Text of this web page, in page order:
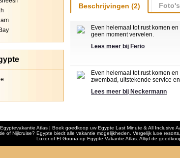
Beschrijvingen (2)
Even helemaal tot rust komen
geen moment vervelen.
Lees meer bij Ferio
Even helemaal tot rust komen
zwembad, uitstekende service
Lees meer bij Neckermann
Atlas | Boek goedkoop uw Egypte Last Minute & All Inclusive
of Nijlcruise? Egypte biedt alle vakantie mogelijkheden. Vergelijk luxe
Luxor of El Gouna op Egypte Vakantie Atlas. Altijd de